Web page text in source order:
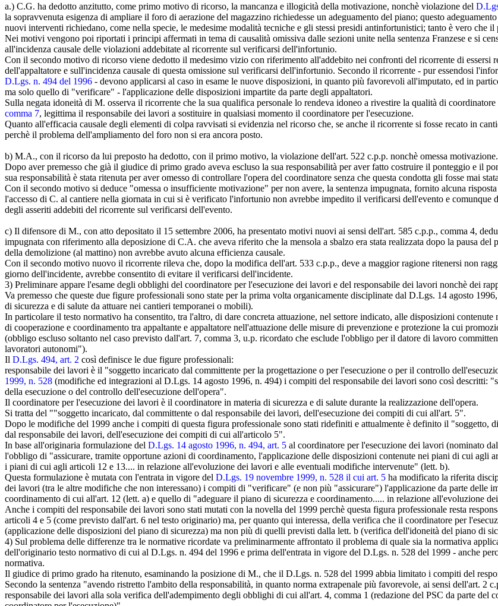
a.) C.G. ha dedotto anzitutto, come primo motivo di ricorso, la mancanza e illogicità della motivazione, nonchè violazione del
la sopravvenuta esigenza di ampliare il foro di aerazione del magazzino richiedesse un adeguamento del piano; questo
nuovi interventi richiedano, come nella specie, le medesime modalità tecniche e gli stessi presidi antinfortunistici; tanto è vero che
Nei motivi vengono poi riportati i principi affermati in tema di causalità omissiva dalle sezioni unite nella sentenza Franzese e si
all'incidenza causale delle violazioni addebitate al ricorrente sul verificarsi dell'infortunio.
Con il secondo motivo di ricorso viene dedotto il medesimo vizio con riferimento all'addebito nei confronti del ricorrente di essersi
dell'appaltatore e sull'incidenza causale di questa omissione sul verificarsi dell'infortunio. Secondo il ricorrente - pur essendosi
D.Lgs. n. 494 del 1996 - devono applicarsi al caso in esame le nuove disposizioni, in quanto più favorevoli all'imputato, ed in
ma solo quello di "verificare" - l'applicazione delle disposizioni impartite da parte degli appaltatori.
Sulla negata idoneità di M. osserva il ricorrente che la sua qualifica personale lo rendeva idoneo a rivestire la qualità di
comma 7, legittima il responsabile dei lavori a sostituire in qualsiasi momento il coordinatore per l'esecuzione.
Quanto all'efficacia causale degli elementi di colpa ravvisati si evidenzia nel ricorso che, se anche il ricorrente si fosse recato in
perchè il problema dell'ampliamento del foro non si era ancora posto.
b) M.A., con il ricorso da lui preposto ha dedotto, con il primo motivo, la violazione dell'art. 522 c.p.p. nonchè omessa motivazione.
Dopo aver premesso che già il giudice di primo grado aveva escluso la sua responsabilità per aver fatto costruire il ponteggio e il
sua responsabilità è stata ritenuta per aver omesso di controllare l'opera del coordinatore senza che questa condotta gli fosse mai
Con il secondo motivo si deduce "omessa o insufficiente motivazione" per non avere, la sentenza impugnata, fornito alcuna
l'accesso di C. al cantiere nella giornata in cui si è verificato l'infortunio non avrebbe impedito il verificarsi dell'evento e comunque
degli asseriti addebiti del ricorrente sul verificarsi dell'evento.
c) Il difensore di M., con atto depositato il 15 settembre 2006, ha presentato motivi nuovi ai sensi dell'art. 585 c.p.p., comma 4,
impugnata con riferimento alla deposizione di C.A. che aveva riferito che la mensola a sbalzo era stata realizzata dopo la pausa
della demolizione (al mattino) non avrebbe avuto alcuna efficienza causale.
Con il secondo motivo nuovo il ricorrente rileva che, dopo la modifica dell'art. 533 c.p.p., deve a maggior ragione ritenersi non
giorno dell'incidente, avrebbe consentito di evitare il verificarsi dell'incidente.
3) Preliminare appare l'esame degli obblighi del coordinatore per l'esecuzione dei lavori e del responsabile dei lavori nonchè dei
Va premesso che queste due figure professionali sono state per la prima volta organicamente disciplinate dal D.Lgs. 14 agosto
di sicurezza e di salute da attuare nei cantieri temporanei o mobili).
In particolare il testo normativo ha consentito, tra l'altro, di dare concreta attuazione, nel settore indicato, alle disposizioni contenute
di cooperazione e coordinamento tra appaltante e appaltatore nell'attuazione delle misure di prevenzione e protezione la cui
(obbligo escluso soltanto nel caso previsto dall'art. 7, comma 3, u.p. ricordato che esclude l'obbligo per il datore di lavoro
lavoratori autonomi").
Il D.Lgs. 494, art. 2 così definisce le due figure professionali:
responsabile dei lavori è il "soggetto incaricato dal committente per la progettazione o per l'esecuzione o per il controllo
1999, n. 528 (modifiche ed integrazioni al D.Lgs. 14 agosto 1996, n. 494) i compiti del responsabile dei lavori sono così descritti:
della esecuzione o del controllo dell'esecuzione dell'opera".
Il coordinatore per l'esecuzione dei lavori è il coordinatore in materia di sicurezza e di salute durante la realizzazione dell'opera.
Si tratta del ""soggetto incaricato, dal committente o dal responsabile dei lavori, dell'esecuzione dei compiti di cui all'art. 5".
Dopo le modifiche del 1999 anche i compiti di questa figura professionale sono stati ridefiniti e attualmente è definito il "soggetto,
dal responsabile dei lavori, dell'esecuzione dei compiti di cui all'articolo 5".
In base all'originaria formulazione del D.Lgs. 14 agosto 1996, n. 494, art. 5 al coordinatore per l'esecuzione dei lavori (nominato
l'obbligo di "assicurare, tramite opportune azioni di coordinamento, l'applicazione delle disposizioni contenute nei piani di cui agli
i piani di cui agli articoli 12 e 13.... in relazione all'evoluzione dei lavori e alle eventuali modifiche intervenute" (lett. b).
Questa formulazione è mutata con l'entrata in vigore del D.Lgs. 19 novembre 1999, n. 528 il cui art. 5 ha modificato la riferita
dei lavori (tra le altre modifiche che non interessano) i compiti di "verificare" (e non più "assicurare") l'applicazione da parte delle
coordinamento di cui all'art. 12 (lett. a) e quello di "adeguare il piano di sicurezza e coordinamento..... in relazione all'evoluzione
Anche i compiti del responsabile dei lavori sono stati mutati con la novella del 1999 perchè questa figura professionale resta
articoli 4 e 5 (come previsto dall'art. 6 nel testo originario) ma, per quanto qui interessa, della verifica che il coordinatore per
(applicazione delle disposizioni del piano di sicurezza) ma non più di quelli previsti dalla lett. b (verifica dell'idoneità del piano di
4) Sul problema delle differenze tra le normative ricordate va preliminarmente affrontato il problema di quale sia la normativa
dell'originario testo normativo di cui al D.Lgs. n. 494 del 1996 e prima dell'entrata in vigore del D.Lgs. n. 528 del 1999 - anche
normativa.
Il giudice di primo grado ha ritenuto, esaminando la posizione di M., che il D.Lgs. n. 528 del 1999 abbia limitato i compiti del
Secondo la sentenza "avendo ristretto l'ambito della responsabilità, in quanto norma extrapenale più favorevole, ai sensi dell'art. 2
responsabile dei lavori alla sola verifica dell'adempimento degli obblighi di cui all'art. 4, comma 1 (redazione del PSC da parte del